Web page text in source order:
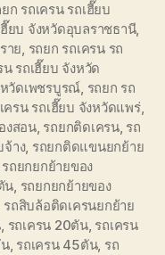
ก รถเครน รถเฮี๊ยบ
ฮี๊ยบ จังหวัดอุบลราชธานี,
าย, รถยก รถเครน รถ
น รถเฮี๊ยบ จังหวัด
หวัดเพชรบูรณ์, รถยก รถ
ครน รถเฮี๊ยบ จังหวัดแพร่,
งสอน, รถยกติดเครน, รถ
าง, รถยกติดแขนยกย้าย
รถยกยกย้ายของ
น, รถยกยกย้ายของ
รถสิบล้อติดเครนยกย้าย
, รถเครน 20ตัน, รถเครน
, รถเครน 45ตัน, รถ